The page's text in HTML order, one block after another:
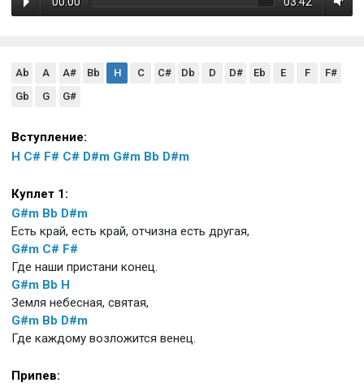
Ab A A# Bb H C C# Db D D# Eb E F
F#
Gb
G G#
Вступление:
H C# F# C# D#m G#m Bb D#m
Куплет 1:
G#m Bb D#m
Есть край, есть край, отчизна есть другая,
G#m C# F#
Где наши пристани конец.
G#m Bb H
Земля небесная, святая,
G#m Bb D#m
Где каждому возложится венец.
Припев: